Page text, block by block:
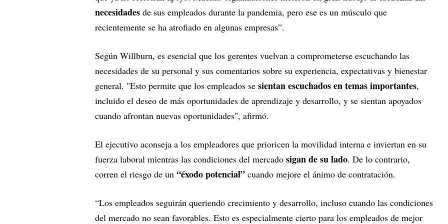
necesidades de sus empleados durante la pandemia, pero ese es un músculo que
recientemente se ha atrofiado en algunas empresas”.
Según Willburn, es esencial que los gerentes vuelvan a comprometerse escuchando las
necesidades de su personal y sus comentarios sobre su experiencia, expectativas y bienestar
general. "Esto permite que los empleados se sientan escuchados en temas importantes,
incluido el deseo de más oportunidades de aprendizaje y desarrollo, y se sientan apoyados
cuando afrontan nuevas oportunidades", afirmó.
El ejecutivo aconseja a los empleadores que prioricen la movilidad interna e inviertan en su
fuerza laboral mientras las condiciones del mercado sigan de su lado. De lo contrario,
corren el riesgo de un “éxodo potencial” cuando mejore el ánimo de contratación.
“Los empleados seguirán queriendo crecimiento y desarrollo, incluso cuando las condiciones
del mercado no sean favorables. Esto es especialmente cierto para los empleados de mejor